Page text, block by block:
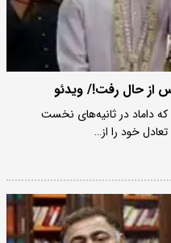
از حال رفت!/ ویدئو
داماد در ثانیه‌های نخست
خود را از…